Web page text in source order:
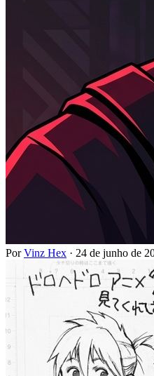
PorVinz Hex · 24 de junho de